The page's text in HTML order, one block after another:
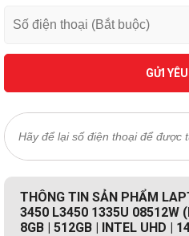
GỬI
THÔNG TIN SẢN PHẨM
3450 L3450 1335U 08512W
8GB | 512GB | INTEL UHD |